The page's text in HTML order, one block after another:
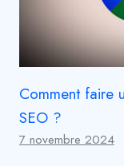
Comment faire
SEO ?
7 novembre 2024